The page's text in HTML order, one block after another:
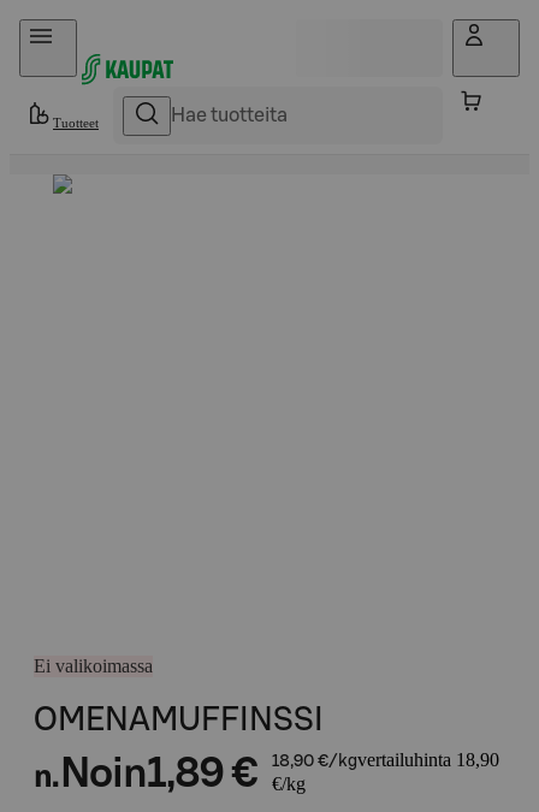
Hyppää sisältöön
Tuotteet
Ei valikoimassa
OMENAMUFFINSSI
n. Noin1,89 € 18,90 €/kgvertailuhinta 18,90
€/kg